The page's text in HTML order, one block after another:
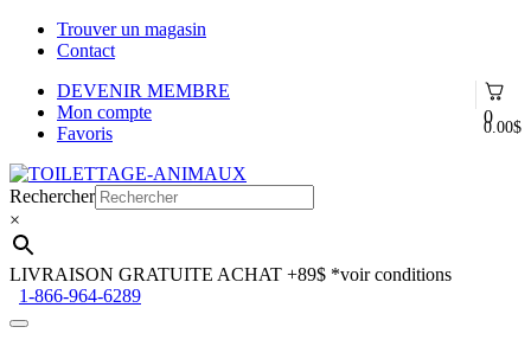
Trouver un magasin
Contact
0
0.00$
DEVENIR MEMBRE
Mon compte
Favoris
Aller
à
la
navigation
Aller
au
contenu
Rechercher
×
LIVRAISON GRATUITE ACHAT +89$ *voir conditions
1-866-964-6289